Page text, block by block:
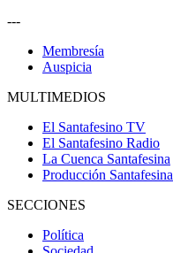
---
Membresía
Auspicia
MULTIMEDIOS
El Santafesino TV
El Santafesino Radio
La Cuenca Santafesina
Producción Santafesina
SECCIONES
Política